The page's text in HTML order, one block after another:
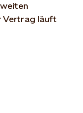
Vertrag läuft